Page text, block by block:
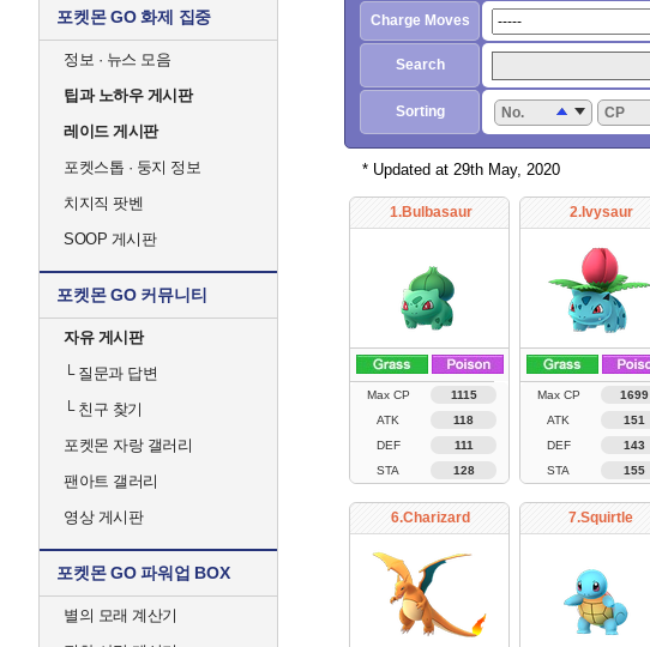
포켓몬 GO 화제 집중
정보 · 뉴스 모음
팁과 노하우 게시판
레이드 게시판
포켓스톱 · 둥지 정보
치지직 팟벤
SOOP 게시판
포켓몬 GO 커뮤니티
자유 게시판
└질문과 답변
└친구 찾기
포켓몬 자랑 갤러리
팬아트 갤러리
영상 게시판
포켓몬 GO 파워업 BOX
별의 모래 계산기
Charge Moves
Search
Sorting No. CP
* Updated at 29th May, 2020
1.Bulbasaur
Max CP
1115
ATK
118
DEF
111
STA
128
2.Ivysaur
Max CP
1699
ATK
151
DEF
143
STA
155
6.Charizard 7.Squirtle